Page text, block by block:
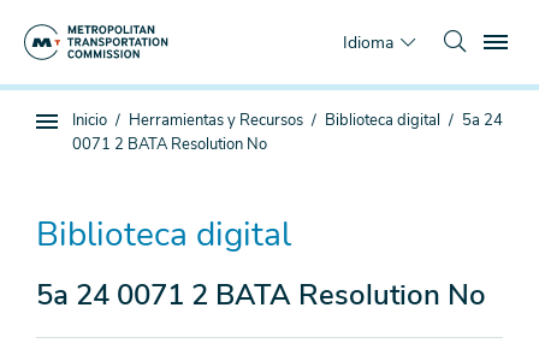
Idioma
Navegación
Estás
aquí
Inicio Herramientas y Recursos Biblioteca digital
5a 24
0071 2 BATA Resolution No
Biblioteca digital
5a 24 0071 2 BATA Resolution No